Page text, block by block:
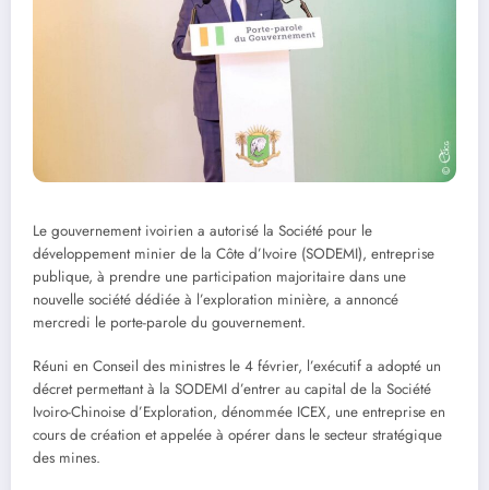
Le gouvernement ivoirien a autorisé la Société pour le
développement minier de la Côte d’Ivoire (SODEMI), entreprise
publique, à prendre une participation majoritaire dans une
nouvelle société dédiée à l’exploration minière, a annoncé
mercredi le porte-parole du gouvernement.
Réuni en Conseil des ministres le 4 février, l’exécutif a adopté un
décret permettant à la SODEMI d’entrer au capital de la Société
Ivoiro-Chinoise d’Exploration, dénommée ICEX, une entreprise en
cours de création et appelée à opérer dans le secteur stratégique
des mines.